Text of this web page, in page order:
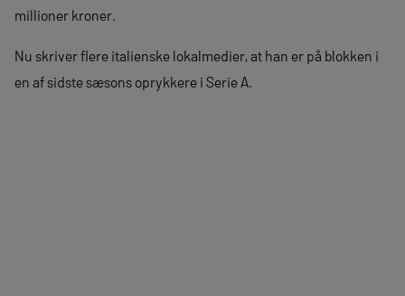
millioner kroner.
Nu skriver flere italienske lokalmedier, at han er på blokken i
en af sidste sæsons oprykkere i Serie A.